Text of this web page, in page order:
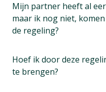
Mijn partner heeft al
maar ik nog niet,
de regeling?
Hoef ik door deze
te brengen?